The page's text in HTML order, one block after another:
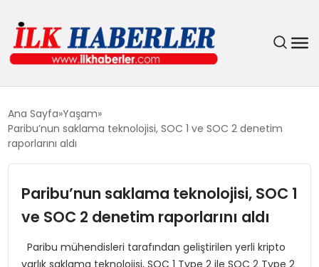
EĞITIM
GÜNDEM
MAGAZIN
Ana Sayfa Yaşam
Paribu’nun saklama teknolojisi, SOC 1 ve SOC 2 denetim
raporlarını aldı
Paribu’nun saklama teknolojisi, SOC 1
ve SOC 2 denetim raporlarını aldı
Paribu mühendisleri tarafından geliştirilen yerli kripto
varlık saklama teknolojisi, SOC 1 Type 2 ile SOC 2 Type 2